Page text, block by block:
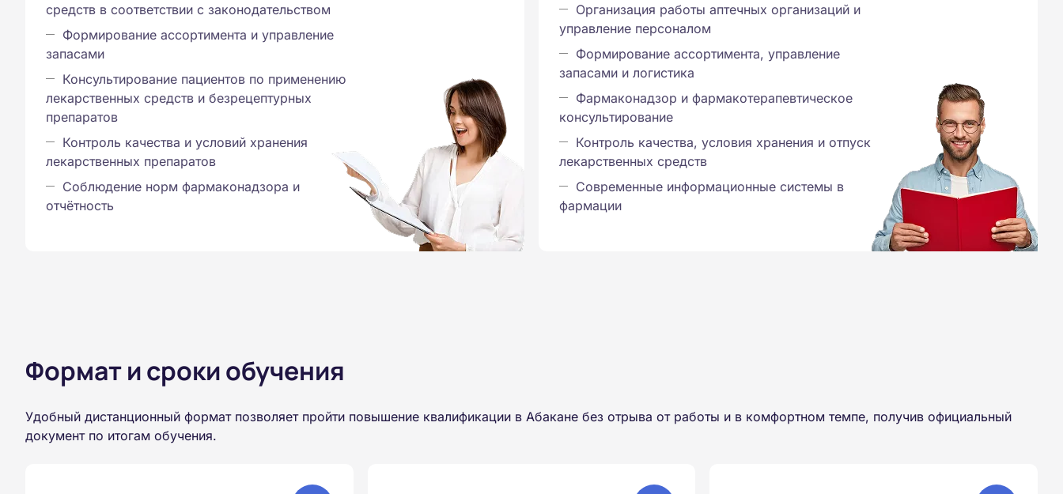
средств в соответствии с законодательством
Формирование ассортимента и управление
запасами
Консультирование пациентов по применению
лекарственных средств и безрецептурных
препаратов
Контроль качества и условий хранения
лекарственных препаратов
Соблюдение норм фармаконадзора и
отчётность
Организация работы аптечных организаций и
управление персоналом
Формирование ассортимента, управление
запасами и логистика
Фармаконадзор и фармакотерапевтическое
консультирование
Контроль качества, условия хранения и отпуск
лекарственных средств
Современные информационные системы в
фармации
Формат и сроки обучения
Удобный дистанционный формат позволяет пройти повышение квалификации в Абакане без отрыва от работы и в комфортном темпе, получив официальный
документ по итогам обучения.